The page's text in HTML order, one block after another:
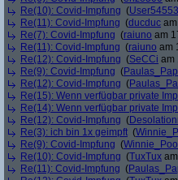
Re(10): Covid-Impfung (
Re(11): Covid-Impfung (ducduc
Re(7): Covid-Impfung (raiuno am
Re(11): Covid-Impfung (raiuno am
Re(12): Covid-Impfung (SeCCi am
Re(9): Covid-Impfung (
Re(12): Covid-Impfung (
Re(15): Wenn verfügbar private
Re(14): Wenn verfügbar private
Re(12): Covid-Impfung (
Re(3): ich bin 1x geimpft (
Re(9): Covid-Impfung (
Re(10): Covid-Impfung (TuxTux
Re(11): Covid-Impfung (